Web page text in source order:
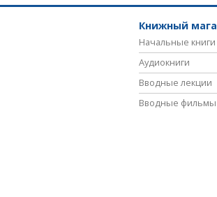
Книжный
Начальные книги
Аудиокниги
Вводные лекции
Вводные фильмы